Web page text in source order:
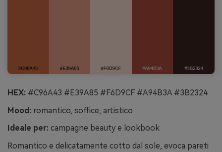
HEX: #C96A43 #E39A85 #F6D9CF #A94B3A #3B2324
Mood: romantico, soffice, artistico
Ideale per: campagne beauty e lookbook
Romantico e delicatamente cotto dal sole, evoca pareti